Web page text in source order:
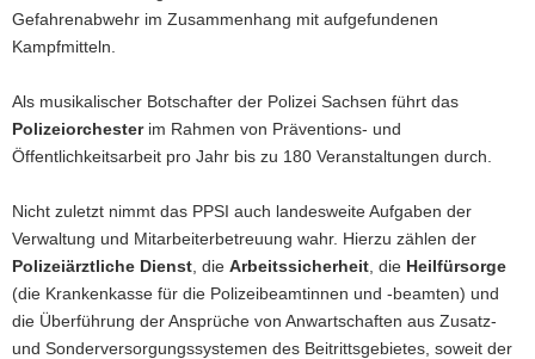
Gefahrenabwehr im Zusammenhang mit aufgefundenen
Kampfmitteln.
Als musikalischer Botschafter der Polizei Sachsen führt das
Polizeiorchesterim Rahmen von Präventions- und
Öffentlichkeitsarbeit pro Jahr bis zu 180 Veranstaltungen durch.
Nicht zuletzt nimmt das PPSI auch landesweite Aufgaben der
Verwaltung und Mitarbeiterbetreuung wahr. Hierzu zählen der
Polizeiärztliche Dienst , die Arbeitssicherheit , die Heilfürsorge
(die Krankenkasse für die Polizeibeamtinnen und -beamten) und
die Überführung der Ansprüche von Anwartschaften aus Zusatz-
und Sonderversorgungssystemen des Beitrittsgebietes, soweit der